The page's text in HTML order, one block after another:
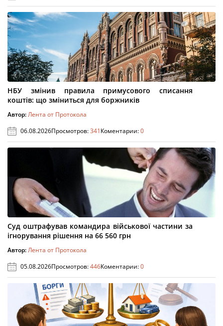
НБУ змінив правила примусового списання
коштів: що зміниться для боржників
Автор:Лента от Протокола
06.08.2026Просмотров:341Коментарии:0
Суд оштрафував командира військової частини за
ігнорування рішення на 66 560 грн
Автор:Лента от Протокола
05.08.2026Просмотров:446Коментарии:0